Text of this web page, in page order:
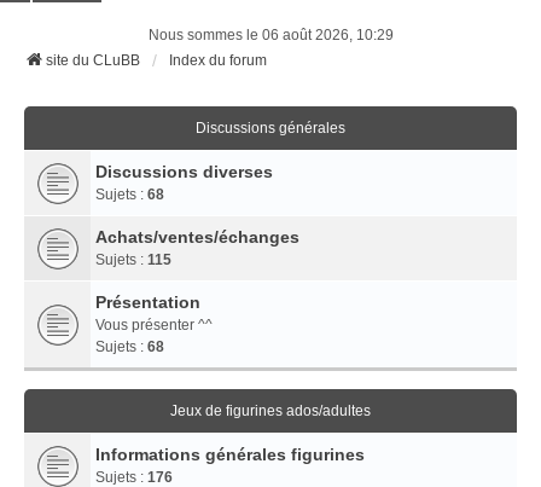
Nous sommes le 06 août 2026, 10:29
site du CLuBB
Index du forum
Discussions générales
Discussions diverses
Sujets : 68
Achats/ventes/échanges
Sujets : 115
Présentation
Vous présenter ^^
Sujets : 68
Jeux de figurines ados/adultes
Informations générales figurines
Sujets : 176